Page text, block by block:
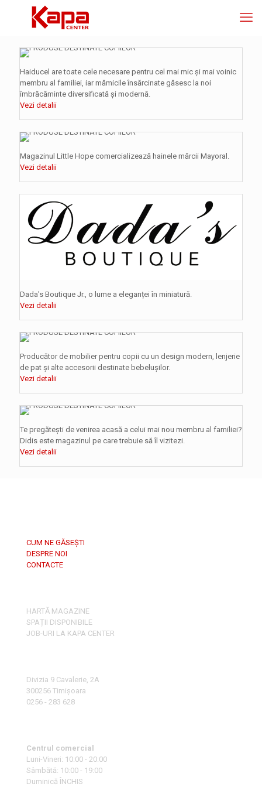
Haiducel are toate cele necesare pentru cel mai mic și mai voinic
membru al familiei, iar mămicile însărcinate găsesc la noi
îmbrăcăminte diversificată și modernă.
Vezi detalii
Magazinul Little Hope comercializează hainele mărcii Mayoral.
Vezi detalii
Dada's Boutique Jr., o lume a eleganței în miniatură.
Vezi detalii
Producător de mobilier pentru copii cu un design modern, lenjerie
de pat și alte accesorii destinate bebelușilor.
Vezi detalii
Te pregătești de venirea acasă a celui mai nou membru al familiei?
Didis este magazinul pe care trebuie să îl vizitezi.
Vezi detalii
CUM NE GĂSEȘTI
DESPRE NOI
CONTACTE
HARTĂ MAGAZINE
SPAȚII DISPONIBILE
JOB-URI LA KAPA CENTER
Divizia 9 Cavalerie, 2A
300256 Timișoara
0256 - 283 628
Centrul comercial
Luni-Vineri: 10:00 - 20:00
Sâmbătă: 10:00 - 19:00
Duminică ÎNCHIS